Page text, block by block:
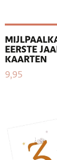
EERSTE
KAARTEN
9,95